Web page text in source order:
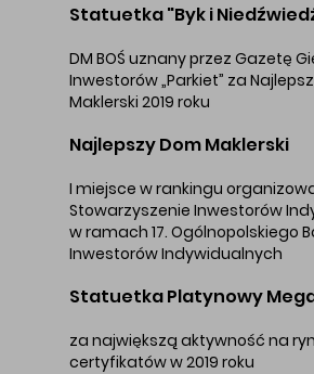
Statuetka "Byk i
DM BOŚ uznany przez Gazetę
Inwestorów „Parkiet” za
Maklerski 2019 roku
Najlepszy Dom Maklerski
I miejsce w rankingu
Stowarzyszenie Inwestorów
w ramach 17. Ogólnopolskiego
Inwestorów Indywidualnych
Statuetka Platynowy
za największą aktywność na
certyfikatów w 2019 roku